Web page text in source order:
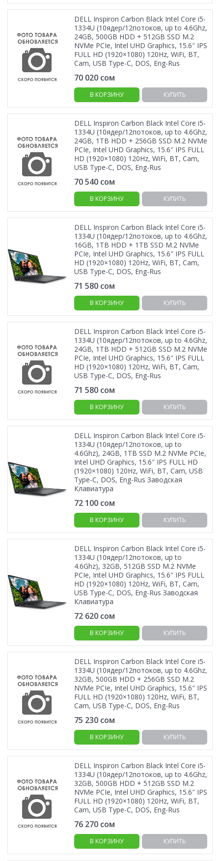
DELL Inspiron Carbon Black Intel Core i5-
1334U (10ядер/12потоков, up to 4.6Ghz,
24GB, 500GB HDD + 512GB SSD M.2
NVMe PCIe, Intel UHD Graphics, 15.6″ IPS
FULL HD (1920×1080) 120Hz, WiFi, BT,
Cam, USB Type-C, DOS, Eng-Rus
70 020 сом
В КОРЗИНУ КУПИТЬ
DELL Inspiron Carbon Black Intel Core i5-
1334U (10ядер/12потоков, up to 4.6Ghz,
24GB, 1TB HDD + 256GB SSD M.2 NVMe
PCIe, Intel UHD Graphics, 15.6″ IPS FULL
HD (1920×1080) 120Hz, WiFi, BT, Cam,
USB Type-C, DOS, Eng-Rus
70 540 сом
В КОРЗИНУ КУПИТЬ
DELL Inspiron Carbon Black Intel Core i5-
1334U (10ядер/12потоков, up to 4.6Ghz,
16GB, 1TB HDD + 1TB SSD M.2 NVMe
PCIe, Intel UHD Graphics, 15.6″ IPS FULL
HD (1920×1080) 120Hz, WiFi, BT, Cam,
USB Type-C, DOS, Eng-Rus
71 580 сом
В КОРЗИНУ КУПИТЬ
DELL Inspiron Carbon Black Intel Core i5-
1334U (10ядер/12потоков, up to 4.6Ghz,
24GB, 1TB HDD + 512GB SSD M.2 NVMe
PCIe, Intel UHD Graphics, 15.6″ IPS FULL
HD (1920×1080) 120Hz, WiFi, BT, Cam,
USB Type-C, DOS, Eng-Rus
71 580 сом
В КОРЗИНУ КУПИТЬ
DELL Inspiron Carbon Black Intel Core i5-
1334U (10ядер/12потоков, up to
4.6Ghz), 24GB, 1TB SSD M.2 NVMe PCIe,
Intel UHD Graphics, 15.6″ IPS FULL HD
(1920×1080) 120Hz, WiFi, BT, Cam, USB
Type-C, DOS, Eng-Rus Заводская
Клавиатура
72 100 сом
В КОРЗИНУ КУПИТЬ
DELL Inspiron Carbon Black Intel Core i5-
1334U (10ядер/12потоков, up to
4.6Ghz), 32GB, 512GB SSD M.2 NVMe
PCIe, Intel UHD Graphics, 15.6″ IPS FULL
HD (1920×1080) 120Hz, WiFi, BT, Cam,
USB Type-C, DOS, Eng-Rus Заводская
Клавиатура
72 620 сом
В КОРЗИНУ КУПИТЬ
DELL Inspiron Carbon Black Intel Core i5-
1334U (10ядер/12потоков, up to 4.6Ghz,
32GB, 500GB HDD + 256GB SSD M.2
NVMe PCIe, Intel UHD Graphics, 15.6″ IPS
FULL HD (1920×1080) 120Hz, WiFi, BT,
Cam, USB Type-C, DOS, Eng-Rus
75 230 сом
В КОРЗИНУ КУПИТЬ
DELL Inspiron Carbon Black Intel Core i5-
1334U (10ядер/12потоков, up to 4.6Ghz,
32GB, 500GB HDD + 512GB SSD M.2
NVMe PCIe, Intel UHD Graphics, 15.6″ IPS
FULL HD (1920×1080) 120Hz, WiFi, BT,
Cam, USB Type-C, DOS, Eng-Rus
76 270 сом
В КОРЗИНУ КУПИТЬ